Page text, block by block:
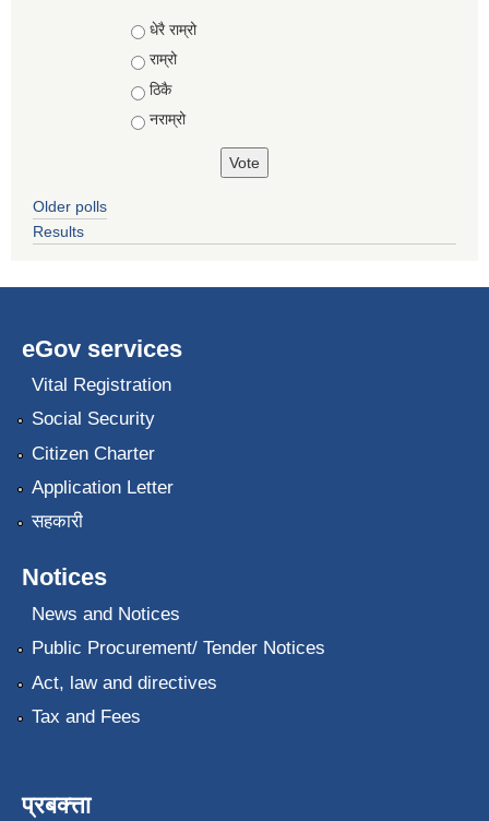
Choices
धेरै राम्रो
राम्रो
ठिकै
नराम्रो
Older polls
Results
eGov services
Vital Registration
Social Security
Citizen Charter
Application Letter
सहकारी
Notices
News and Notices
Public Procurement/ Tender Notices
Act, law and directives
Tax and Fees
प्रबक्त्ता